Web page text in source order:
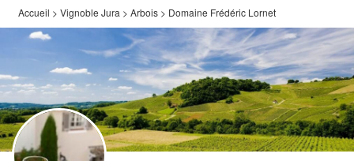
Accueil > Vignoble Jura > Arbois > Domaine Frédéric Lornet